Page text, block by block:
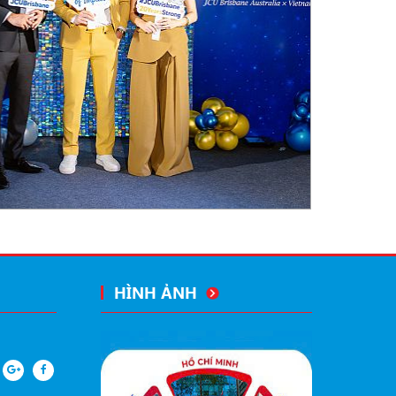
Hình Hoạt Động Công Ty
HÌNH ẢNH